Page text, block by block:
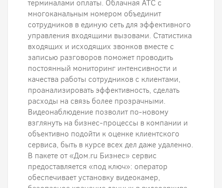
терминалами оплаты. Облачная АТС с
многоканальным номером объединит
сотрудников в единую сеть для эффективного
управления входящими вызовами. Статистика
входящих и исходящих звонков вместе с
записью разговоров поможет проводить
постоянный мониторинг интенсивности и
качества работы сотрудников с клиентами,
проанализировать эффективность, сделать
расходы на связь более прозрачными.
Видеонаблюдение позволит по-новому
взглянуть на бизнес-процессы в компании и
объективно подойти к оценке клиентского
сервиса, быть в курсе всех дел даже удаленно.
В пакете от «Дом.ru Бизнес» сервис
предоставляется «под ключ»: оператор
обеспечивает установку видеокамер,